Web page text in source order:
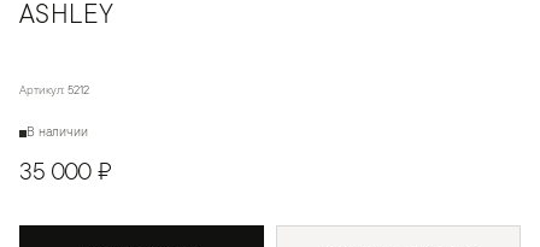
ASHLEY
Артикул: 5212
В наличии
35 000 ₽